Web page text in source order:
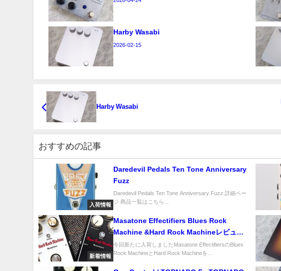
Harby Wasabi
2026-02-15
Harby Wasabi
おすすめの記事
入荷情報
Daredevil Pedals Ten Tone Anniversary
Fuzz
Daredevil Pedals Ten Tone Anniversary Fuzz 詳細ペー
ジ 商品一覧はこちら...
新着情報
Masatone Effectifiers Blues Rock
Machine &Hard Rock Machineレビュ
ー！
今回新たに入荷しましたMasatone EffectifiersのBlues
Rock MachineとHard Rock Machineを...